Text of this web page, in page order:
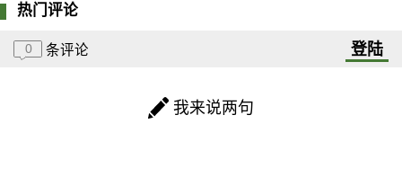
热门评论
0 条评论 登陆
我来说两句